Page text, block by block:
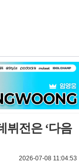
뷔전은 ‘다음
2026-07-08 11:04:53